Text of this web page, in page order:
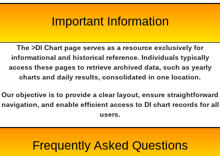
Important Information
The >Dl Chart page serves as a resource exclusively for
informational and historical reference. Individuals typically
access these pages to retrieve archived data, such as yearly
charts and daily results, consolidated in one location.
Our objective is to provide a clear layout, ensure straightforward
navigation, and enable efficient access to Dl chart records for all
users.
Frequently Asked Questions